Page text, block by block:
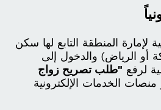
لإمارة المنطقة التابع لها سكن
أو الرياض) والدخول إلى
لرفع "طلب تصريح زواج
منصات الخدمات الإلكترونية